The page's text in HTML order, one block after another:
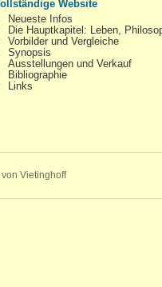
Website
Neueste Infos
Die Hauptkapitel: Leben,
Vorbilder und Vergleiche
Synopsis
Ausstellungen und Verkauf
Bibliographie
Links
Vietinghoff